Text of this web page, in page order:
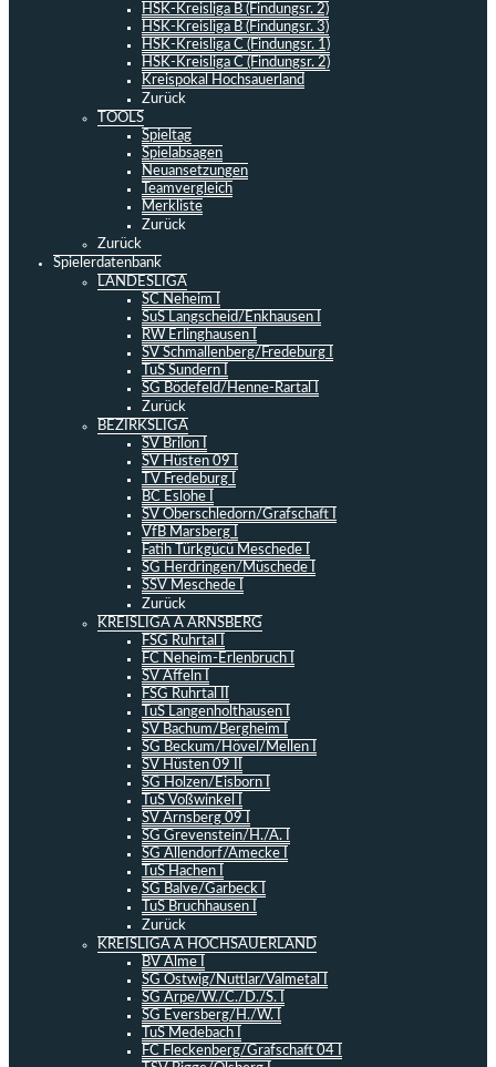
HSK-Kreisliga B (Findungsr. 2)
HSK-Kreisliga B (Findungsr. 3)
HSK-Kreisliga C (Findungsr. 1)
HSK-Kreisliga C (Findungsr. 2)
Kreispokal Hochsauerland
Zurück
TOOLS
Spieltag
Spielabsagen
Neuansetzungen
Teamvergleich
Merkliste
Zurück
Zurück
Spielerdatenbank
LANDESLIGA
SC Neheim I
SuS Langscheid/Enkhausen I
RW Erlinghausen I
SV Schmallenberg/Fredeburg I
TuS Sundern I
SG Bödefeld/Henne-Rartal I
Zurück
BEZIRKSLIGA
SV Brilon I
SV Hüsten 09 I
TV Fredeburg I
BC Eslohe I
SV Oberschledorn/Grafschaft I
VfB Marsberg I
Fatih Türkgücü Meschede I
SG Herdringen/Müschede I
SSV Meschede I
Zurück
KREISLIGA A ARNSBERG
FSG Ruhrtal I
FC Neheim-Erlenbruch I
SV Affeln I
FSG Ruhrtal II
TuS Langenholthausen I
SV Bachum/Bergheim I
SG Beckum/Hövel/Mellen I
SV Hüsten 09 II
SG Holzen/Eisborn I
TuS Voßwinkel I
SV Arnsberg 09 I
SG Grevenstein/H./A. I
SG Allendorf/Amecke I
TuS Hachen I
SG Balve/Garbeck I
TuS Bruchhausen I
Zurück
KREISLIGA A HOCHSAUERLAND
BV Alme I
SG Ostwig/Nuttlar/Valmetal I
SG Arpe/W./C./D./S. I
SG Eversberg/H./W. I
TuS Medebach I
FC Fleckenberg/Grafschaft 04 I